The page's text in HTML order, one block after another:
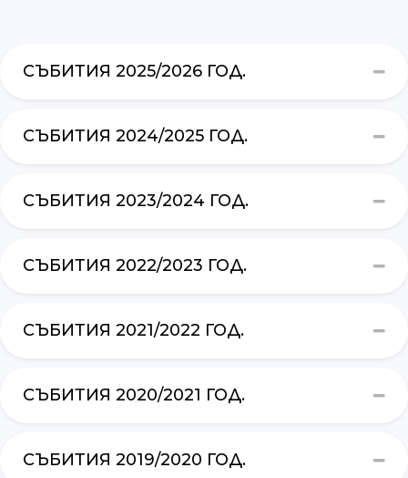
СЪБИТИЯ 2025/2026 ГОД.
СЪБИТИЯ 2024/2025 ГОД.
СЪБИТИЯ 2023/2024 ГОД.
СЪБИТИЯ 2022/2023 ГОД.
СЪБИТИЯ 2021/2022 ГОД.
СЪБИТИЯ 2020/2021 ГОД.
СЪБИТИЯ 2019/2020 ГОД.